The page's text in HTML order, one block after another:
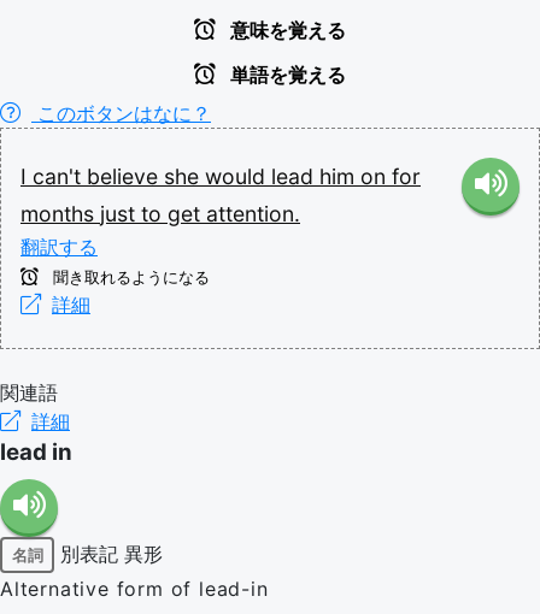
意味を覚える
単語を覚える
このボタンはなに？
I can't believe she would lead him on for
months just to get attention.
翻訳する
聞き取れるようになる
詳細
関連語
詳細
lead in
名詞 別表記 異形
Alternative form of lead-in